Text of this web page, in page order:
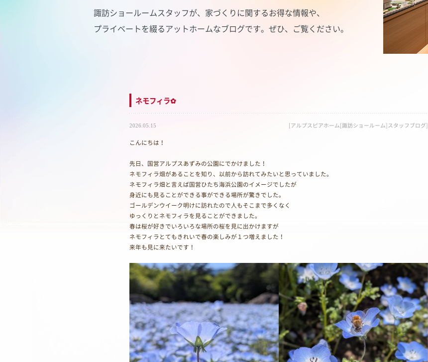
諏訪ショールームスタッフが、家づくりに関するお得な情報や、
プライベートを綴るアットホームなブログです。ぜひ、ご覧ください。
ネモフィラ✿
2026.05.15 [アルプスピアホーム[諏訪ショールーム]スタッフブログ]
こんにちは！
先日、国営アルプスあずみの公園にでかけました！
ネモフィラ畑があることを知り、以前から訪れてみたいと思っていました。
ネモフィラ畑と言えば国営ひたち海浜公園のイメージでしたが
身近にも見ることができる事ができる場所が驚きでした。
ゴールデンウイーク明けに訪れたので人もそこまで多くなく
ゆっくりとネモフィラを見ることができました。
春は桜が好きでいろいろな場所の桜を見に出かけますが
ネモフィラとてもきれいで春の楽しみが１つ増えました！
来年も見に来たいです！